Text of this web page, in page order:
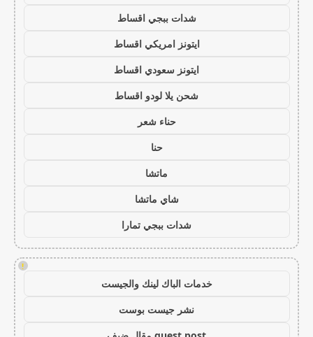
شدات ببجي اقساط
ايتونز امريكي اقساط
ايتونز سعودي اقساط
شحن يلا لودو اقساط
حناء شعر
حنا
ماتشا
شاي ماتشا
شدات ببجي تمارا
!
خدمات الباك لينك والجيست
نشر جيست بوست